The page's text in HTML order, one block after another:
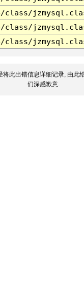
class/
class/
class/
将此出错信息详细记录, 由此
们深感歉意.